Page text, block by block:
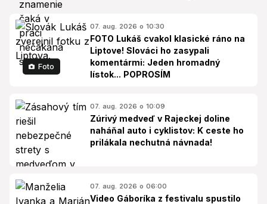
Foto
07. aug. 2026 o 10:30
FOTO Lukáš cvakol klasické ráno na
Liptove! Slováci ho zasypali
komentármi: Jeden hromadný
lístok... POPROSÍM
07. aug. 2026 o 10:09
Zúrivý medveď v Rajeckej doline
naháňal auto i cyklistov: K ceste ho
prilákala nechutná návnada!
07. aug. 2026 o 06:00
Video Gáboríka z festivalu spustilo